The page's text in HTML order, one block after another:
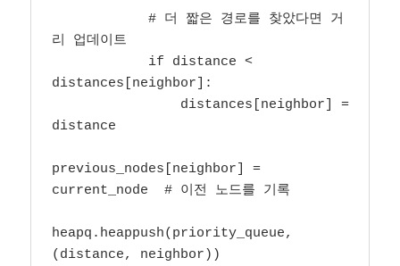
리 업데이트
distances[neighbor]:
distance
previous_nodes[neighbor] =
current_node  # 이전 노드를 기록
heapq.heappush(priority_queue,
(distance, neighbor))